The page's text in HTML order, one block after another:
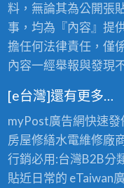
料，無論其為公開張
事，均為『內容』提
擔任何法律責任，僅
內容一經舉報與發現
[e台灣]還有更多…
myPost廣告網快速發
房屋修繕水電維修廠
行銷必用:台灣B2B分
貼近日常的 eTaiwan